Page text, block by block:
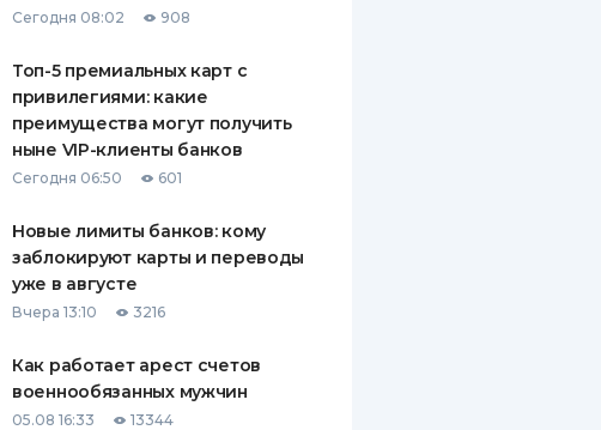
ВСЕ СТРАХОВЫЕ ПОЛИСЫ
СТРАХОВЫЕ КОМПАНИИ
КОМПАНИЯХ
КОНТАКТЫ
Сегодня 08:02 908
Топ-5 премиальных карт с
привилегиями: какие
преимущества могут получить
ныне VIP-клиенты банков
Сегодня 06:50 601
Новые лимиты банков: кому
заблокируют карты и переводы
уже в августе
Вчера 13:10 3216
Как работает арест счетов
военнообязанных мужчин
05.08 16:33 13344